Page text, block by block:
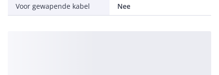
Voor gewapende kabel Nee